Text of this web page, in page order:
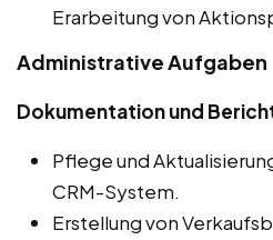
Erarbeitung von
Administrative Aufgaben
Dokumentation und
Pflege und
CRM-System.
Erstellung von